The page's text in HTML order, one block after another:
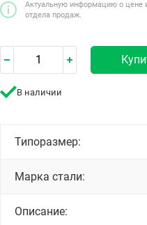
Актуальную информацию о цене
отдела продаж.
В наличии
Типоразмер:
Марка стали:
Описание: